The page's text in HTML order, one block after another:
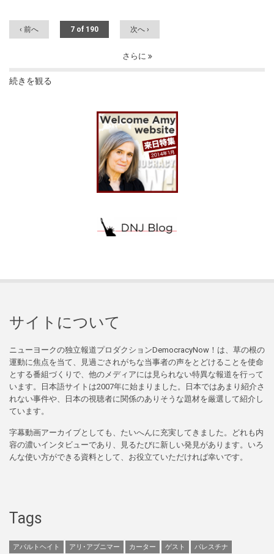
‹ 前へ 7 of 190 次へ ›
さらに
続きを観る
サイトについて
ニューヨークの独立報道プロダクションDemocracyNow！は、草の根の
運動に焦点を当て、見過ごされがちな当事者の声をとどけることを使命
とする番組づくりで、他のメディアには見られない特異な報道を行って
います。日本語サイトは2007年に始まりました。日本ではあまり紹介さ
れない事件や、日本の視聴者に関係のありそうな題材を厳選して紹介し
ています。
字幕動画アーカイブとしても、たいへんに充実してきました。どれも内
容の濃いインタビューであり、見るたびに新しい発見があります。いろ
んな使い方ができる資料として、お役立ていただければ幸いです。
Tags
アパルトヘイト アリ･アブニマー カーター ゲスト パレスチナ